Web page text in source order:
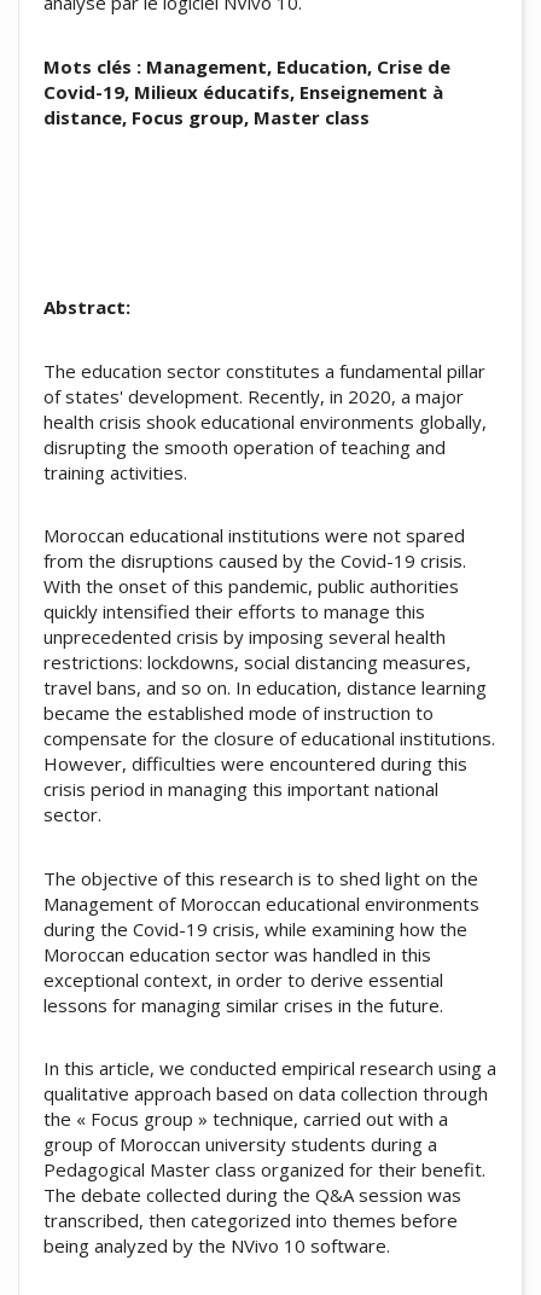
Mots clés : Management, Education, Crise de
Covid-19, Milieux éducatifs, Enseignement à
distance, Focus group, Master class
Abstract:
The education sector constitutes a fundamental pillar
of states' development. Recently, in 2020, a major
health crisis shook educational environments globally,
disrupting the smooth operation of teaching and
training activities.
Moroccan educational institutions were not spared
from the disruptions caused by the Covid-19 crisis.
With the onset of this pandemic, public authorities
quickly intensified their efforts to manage this
unprecedented crisis by imposing several health
restrictions: lockdowns, social distancing measures,
travel bans, and so on. In education, distance learning
became the established mode of instruction to
compensate for the closure of educational institutions.
However, difficulties were encountered during this
crisis period in managing this important national
sector.
The objective of this research is to shed light on the
Management of Moroccan educational environments
during the Covid-19 crisis, while examining how the
Moroccan education sector was handled in this
exceptional context, in order to derive essential
lessons for managing similar crises in the future.
In this article, we conducted empirical research using a
qualitative approach based on data collection through
the « Focus group » technique, carried out with a
group of Moroccan university students during a
Pedagogical Master class organized for their benefit.
The debate collected during the Q&A session was
transcribed, then categorized into themes before
being analyzed by the NVivo 10 software.